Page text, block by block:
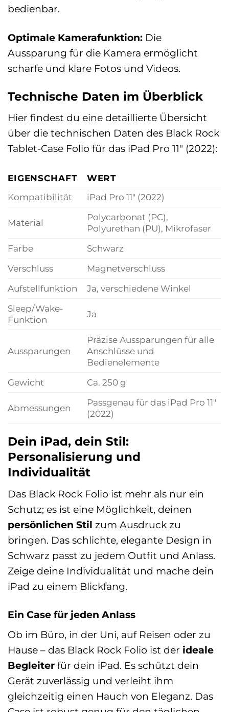
bedienbar.
Optimale Kamerafunktion: Die
Aussparung für die Kamera ermöglicht
scharfe und klare Fotos und Videos.
Technische Daten im Überblick
Hier findest du eine detaillierte Übersicht
über die technischen Daten des Black Rock
Tablet-Case Folio für das iPad Pro 11″ (2022):
EIGENSCHAFT
WERT
Kompatibilität
iPad Pro 11″ (2022)
Material
Polycarbonat (PC),
Polyurethan (PU), Mikrofaser
Farbe
Schwarz
Verschluss
Magnetverschluss
Aufstellfunktion
Ja, verschiedene Winkel
Sleep/Wake-
Funktion
Ja
Aussparungen
Präzise Aussparungen für alle
Anschlüsse und
Bedienelemente
Gewicht
Ca. 250 g
Abmessungen
Passgenau für das iPad Pro 11″
(2022)
Dein iPad, dein Stil:
Personalisierung und
Individualität
Das Black Rock Folio ist mehr als nur ein
Schutz; es ist eine Möglichkeit, deinen
persönlichen Stil zum Ausdruck zu
bringen. Das schlichte, elegante Design in
Schwarz passt zu jedem Outfit und Anlass.
Zeige deine Individualität und mache dein
iPad zu einem Blickfang.
Ein Case für jeden Anlass
Ob im Büro, in der Uni, auf Reisen oder zu
Hause – das Black Rock Folio ist der ideale
Begleiter für dein iPad. Es schützt dein
Gerät zuverlässig und verleiht ihm
gleichzeitig einen Hauch von Eleganz. Das